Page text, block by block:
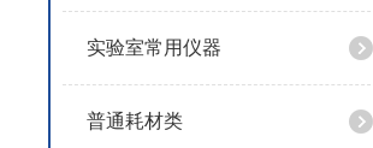
实验室常用仪器
普通耗材类